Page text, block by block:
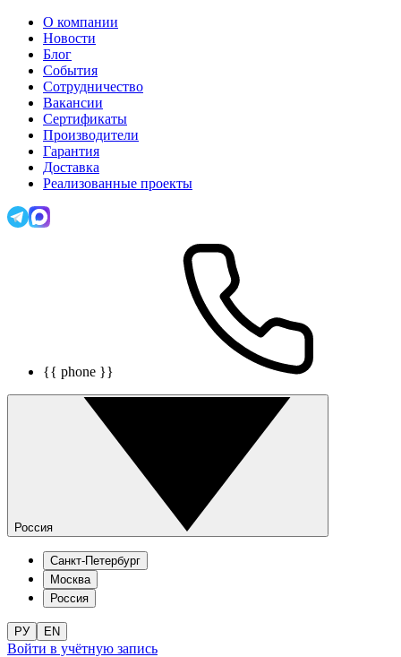
О компании
Новости
Блог
События
Сотрудничество
Вакансии
Сертификаты
Производители
Гарантия
Доставка
Реализованные проекты
{{ phone }}
Россия
Санкт-Петербург
Москва
Россия
РУ EN
Войти в учётную запись